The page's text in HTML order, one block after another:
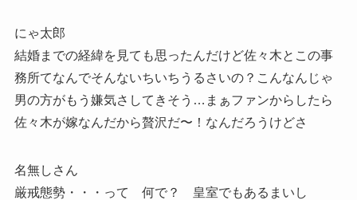
にゃ太郎
結婚までの経緯を見ても思ったんだけど佐々木とこの事
務所てなんでそんないちいちうるさいの？こんなんじゃ
男の方がもう嫌気さしてきそう…まぁファンからしたら
佐々木が嫁なんだから贅沢だ〜！なんだろうけどさ
名無しさん
厳戒態勢・・・って 何で？ 皇室でもあるまいし